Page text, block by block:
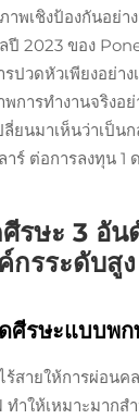
พเชิงป้องกันอย่า
ปี 2023 ของ
รปวดหัวเพียงอย่
การทำงานจริงอย่
ลี่ยนมาเห็นว่าเป็
ร์ ต่อการลงทุน 1
ศีรษะ 3 อั
กรระดับสูง
ศีรษะแบบพก
ร้สายให้การผ่อนค
ทำให้เหมาะมาก